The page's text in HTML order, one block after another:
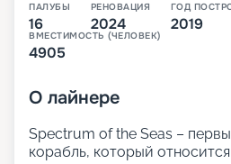
ПАЛУБЫ
16
РЕНОВАЦИЯ
2024
ГОД
2019
ВМЕСТИМОСТЬ (ЧЕЛОВЕК)
4905
О лайнере
Spectrum of the Seas –
корабль, который